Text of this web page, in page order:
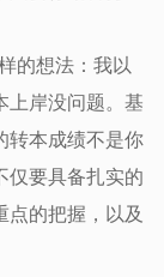
的想法：我以
上岸没问题。基
转本成绩不是你
仅要具备扎实的
点的把握，以及